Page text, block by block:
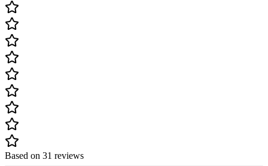
Based on 31 reviews